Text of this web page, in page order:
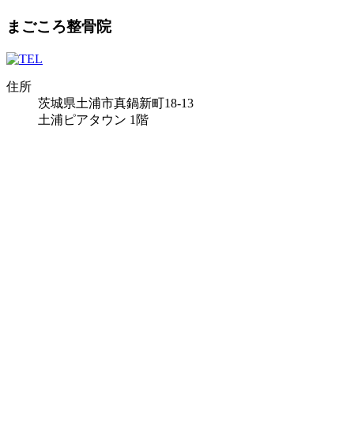
まごころ整骨院
住所
茨城県土浦市真鍋新町18-13
土浦ピアタウン 1階